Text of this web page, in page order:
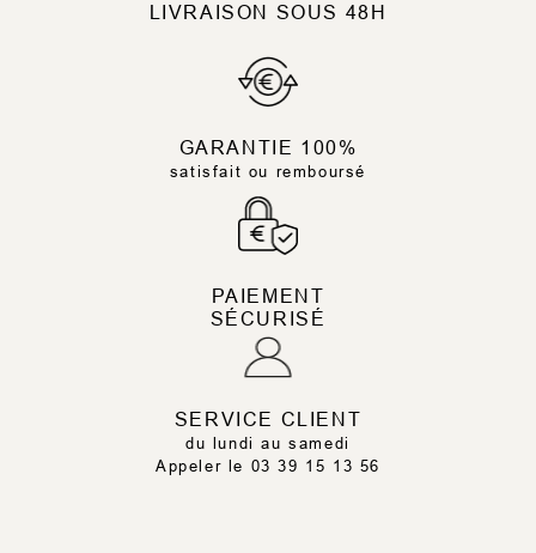
LIVRAISON SOUS 48H
GARANTIE 100%
satisfait ou remboursé
PAIEMENT
SÉCURISÉ
SERVICE CLIENT
du lundi au samedi
Appeler le 03 39 15 13 56